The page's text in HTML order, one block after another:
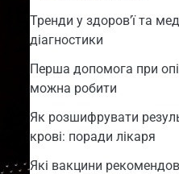
Тренди у здоров’ї та
діагностики
Перша допомога при
можна робити
Як розшифрувати
крові: поради лікаря
Які вакцини